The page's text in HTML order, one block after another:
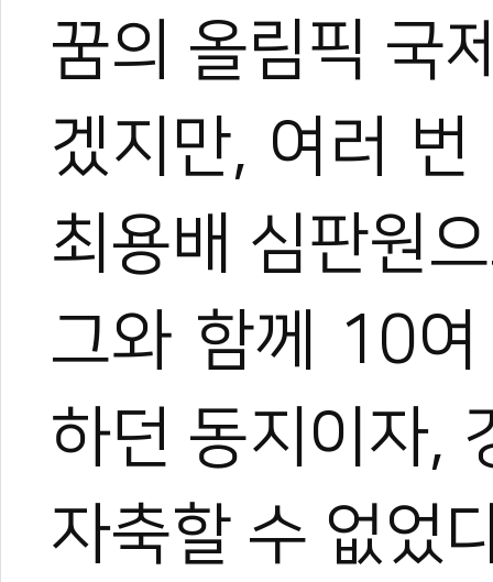
꿈의 올림픽 국
겠지만, 여러
최용배 심판원
그와 함께 10
하던 동지이자,
자축할 수 없